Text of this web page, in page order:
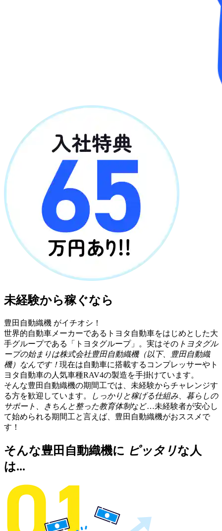
未経験から稼ぐなら
豊田自動織機 がイチオシ！
世界的自動車メーカーであるトヨタ自動車をはじめとした大
手グループである「トヨタグループ」。実はその トヨタグル
ープの始まりは株式会社豊田自動織機（以下、豊田自動織
機）なんです！ 現在は自動車に搭載するコンプレッサーやト
ヨタ自動車の人気車種RAV4の製造を手掛けています。
そんな豊田自動織機の期間工では、未経験からチャレンジす
る方を歓迎しています。
しっかりと稼げる仕組み、暮らしの
サポート、きちんと整った教育体制など…未経験者が安心し
て始められる期間工と言えば、豊田自動織機がおススメで
す！
そんな豊田自動織機に ピッタリな人
は...